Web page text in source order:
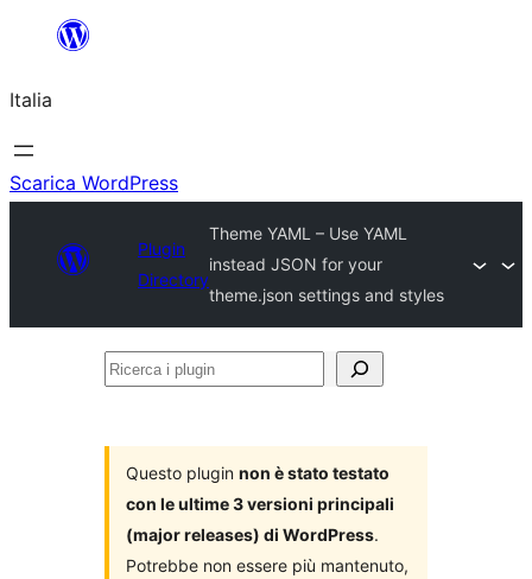
contenuto
Italia
Scarica WordPress
Plugin
Directory
Theme YAML – Use YAML
instead JSON for your
theme.json settings and styles
Ricerca
Questo plugin non è stato testato
con le ultime 3 versioni principali
(major releases) di WordPress.
Potrebbe non essere più mantenuto,